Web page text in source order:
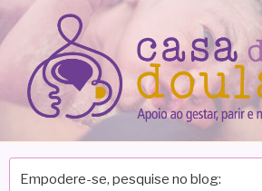
Pular
para
conteúdo